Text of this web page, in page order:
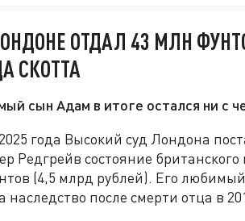
ОТДАЛ 43 МЛН
СКОТТА
сын Адам в итоге остался ни с
года Высокий суд Лондона
Редгрейв состояние
(4,5 млрд рублей). Его
наследство после смерти отца в